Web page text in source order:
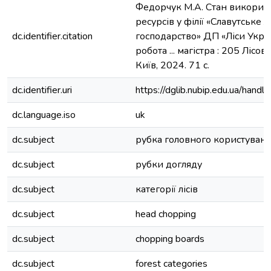
dc.identifier.citation
Федорчук М.А. Стан
ресурсів у філії «Славутське
господарство» ДП «Ліси
робота ... магістра : 205
Київ, 2024. 71 с.
dc.identifier.uri
https://dglib.nubip.edu.ua/
dc.language.iso
uk
dc.subject
рубка головного
dc.subject
рубки догляду
dc.subject
категорії лісів
dc.subject
head chopping
dc.subject
chopping boards
dc.subject
forest categories